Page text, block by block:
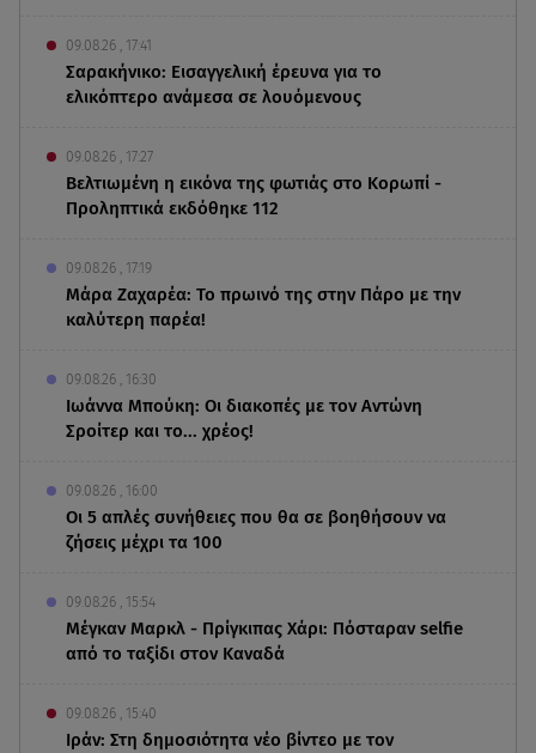
09.08.26 , 17:41
Σαρακήνικο: Εισαγγελική έρευνα για το
ελικόπτερο ανάμεσα σε λουόμενους
09.08.26 , 17:27
Βελτιωμένη η εικόνα της φωτιάς στο Κορωπί -
Προληπτικά εκδόθηκε 112
09.08.26 , 17:19
Μάρα Ζαχαρέα: Το πρωινό της στην Πάρο με την
καλύτερη παρέα!
09.08.26 , 16:30
Ιωάννα Μπούκη: Οι διακοπές με τον Αντώνη
Σροίτερ και το... χρέος!
09.08.26 , 16:00
Οι 5 απλές συνήθειες που θα σε βοηθήσουν να
ζήσεις μέχρι τα 100
09.08.26 , 15:54
Μέγκαν Μαρκλ - Πρίγκιπας Χάρι: Πόσταραν selfie
από το ταξίδι στον Καναδά
09.08.26 , 15:40
Ιράν: Στη δημοσιότητα νέο βίντεο με τον